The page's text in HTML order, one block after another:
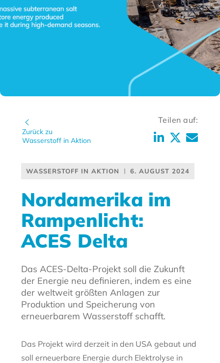
Zurück zu
Wasserstoff in Aktion
Teilen auf:
WASSERSTOFF IN AKTION 6. AUGUST 2024
Nordamerika im
Rampenlicht:
ACES Delta
Das ACES-Delta-Projekt soll die Zukunft
der Energie neu definieren, indem es eine
der weltweit größten Anlagen zur
Produktion und Speicherung von
erneuerbarem Wasserstoff schafft.
Das Projekt wird derzeit in den USA gebaut und
soll erneuerbare Energie durch Elektrolyse in